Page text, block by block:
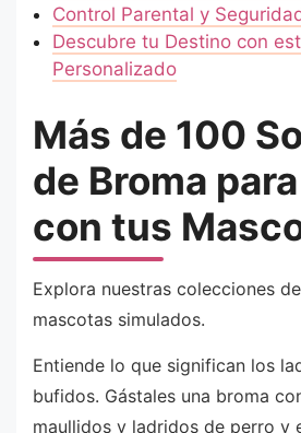
Control Parental y
Descubre tu Destino con
Personalizado
Más de 100
de Broma
con tus
Explora nuestras colecciones
mascotas simulados.
Entiende lo que significan los
bufidos. Gástales una broma
maullidos y ladridos de perro y